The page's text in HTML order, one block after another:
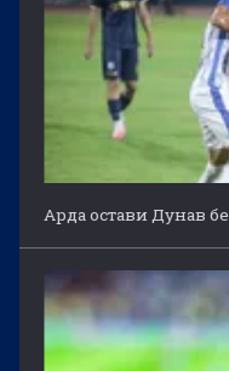
Арда остави Дунав